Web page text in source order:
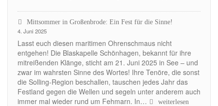
Mittsommer in Großenbrode: Ein Fest für die Sinne!
4. Juni 2025
Lasst euch diesen maritimen Ohrenschmaus nicht
entgehen! Die Blaskapelle Schönhagen, bekannt für ihre
mitreißenden Klänge, sticht am 21. Juni 2025 in See – und
zwar im wahrsten Sinne des Wortes! Ihre Tenöre, die sonst
die Solling-Region beschallen, tauschen jedes Jahr das
Festland gegen die Wellen und segeln unter anderem auch
immer mal wieder rund um Fehmarn. In…
Mittsommer
weiterlesen